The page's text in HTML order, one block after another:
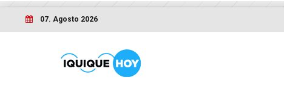
07. Agosto 2026